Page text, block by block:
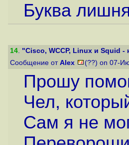
Буква
14. "Cisco, WCCP, Linux и Squid
Сообщение от Alex (??) on 07-
Прошу
Чел,
Сам я не